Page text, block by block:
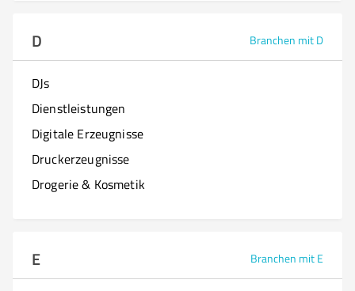
D Branchen mit D
DJs
Dienstleistungen
Digitale Erzeugnisse
Druckerzeugnisse
Drogerie & Kosmetik
E Branchen mit E